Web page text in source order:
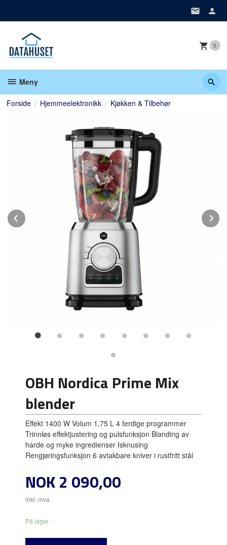
0
Meny
Forside Hjemmeelektronikk Kjøkken & Tilbehør
Prev
OBH Nordica Prime Mix
blender
Effekt 1400 W Volum 1,75 L 4 ferdige programmer
Trinnløs effektjustering og pulsfunksjon Blanding av
harde og myke ingredienser Isknusing
Rengjøringsfunksjon 6 avtakbare kniver i rustfritt stål
Pris
NOK2 090,00
inkl. mva.
På lager